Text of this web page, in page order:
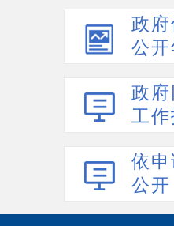
政府
公开
政
工作
依申
公开